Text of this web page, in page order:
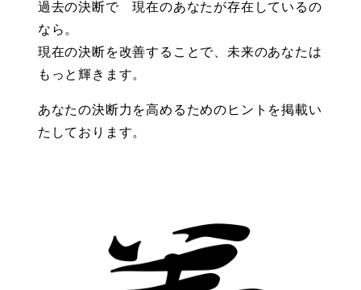
過去の決断で 現在のあなたが存在しているの
なら。
現在の決断を改善することで、未来のあなたは
もっと輝きます。
あなたの決断力を高めるためのヒントを掲載い
たしております。